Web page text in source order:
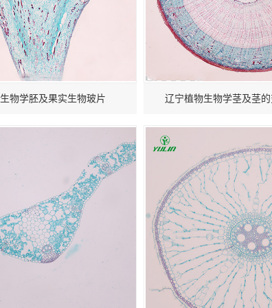
物学胚及果实生物玻片 辽宁植物生物学茎及茎